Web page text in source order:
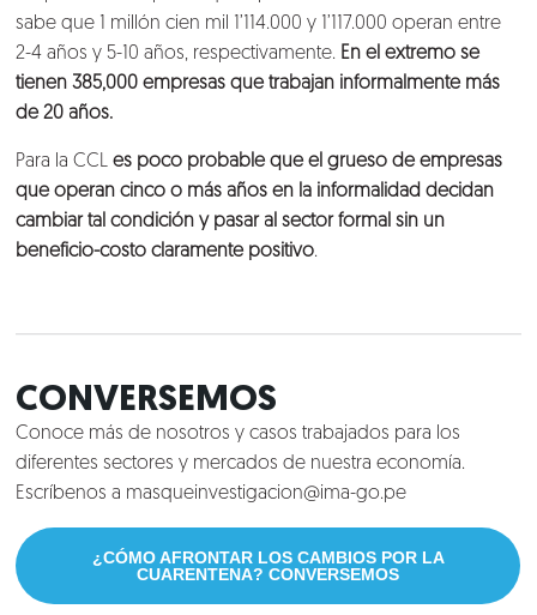
sabe que 1 millón cien mil 1’114.000 y 1’117.000 operan entre
2-4 años y 5-10 años, respectivamente. En el extremo se
tienen 385,000 empresas que trabajan informalmente más
de 20 años.
Para la CCLes poco probable que el grueso de empresas
que operan cinco o más años en la informalidad decidan
cambiar tal condición y pasar al sector formal sin un
beneficio-costo claramente positivo.
CONVERSEMOS
Conoce más de nosotros y casos trabajados para los
diferentes sectores y mercados de nuestra economía.
Escríbenos a masqueinvestigacion@ima-go.pe
¿CÓMO AFRONTAR LOS CAMBIOS POR LA
CUARENTENA? CONVERSEMOS